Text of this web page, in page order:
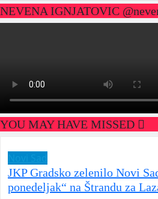
NEVENA IGNJATOVIC
YOU MAY HAVE MISSED
JKP Gradsko zelenilo Novi
ponedeljak“ na Štrandu za